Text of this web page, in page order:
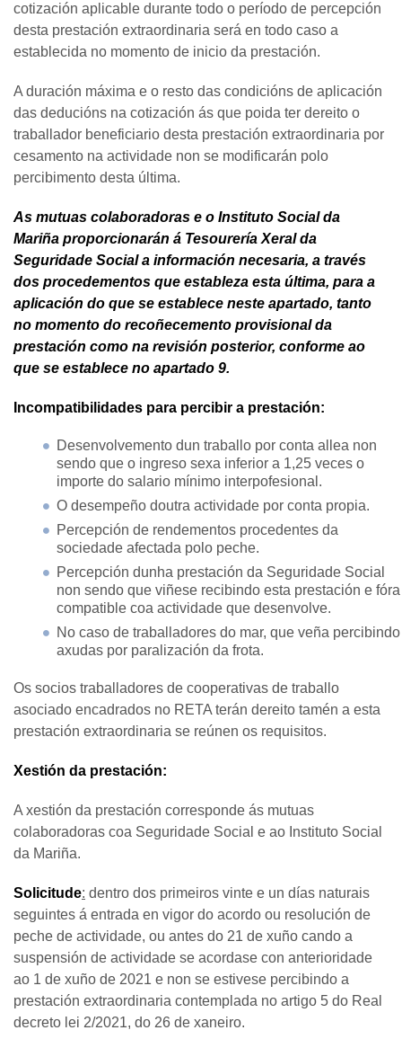
cotización aplicable durante todo o período de percepción
desta prestación extraordinaria será en todo caso a
establecida no momento de inicio da prestación.
A duración máxima e o resto das condicións de aplicación
das deducións na cotización ás que poida ter dereito o
traballador beneficiario desta prestación extraordinaria por
cesamento na actividade non se modificarán polo
percibimento desta última.
As mutuas colaboradoras e o Instituto Social da
Mariña proporcionarán á Tesourería Xeral da
Seguridade Social a información necesaria, a través
dos procedementos que estableza esta última, para a
aplicación do que se establece neste apartado, tanto
no momento do recoñecemento provisional da
prestación como na revisión posterior, conforme ao
que se establece no apartado 9.
Incompatibilidades para percibir a prestación:
Desenvolvemento dun traballo por conta allea non
sendo que o ingreso sexa inferior a 1,25 veces o
importe do salario mínimo interpofesional.
O desempeño doutra actividade por conta propia.
Percepción de rendementos procedentes da
sociedade afectada polo peche.
Percepción dunha prestación da Seguridade Social
non sendo que viñese recibindo esta prestación e fóra
compatible coa actividade que desenvolve.
No caso de traballadores do mar, que veña percibindo
axudas por paralización da frota.
Os socios traballadores de cooperativas de traballo
asociado encadrados no RETA terán dereito tamén a esta
prestación extraordinaria se reúnen os requisitos.
Xestión da prestación:
A xestión da prestación corresponde ás mutuas
colaboradoras coa Seguridade Social e ao Instituto Social
da Mariña.
Solicitude: dentro dos primeiros vinte e un días naturais
seguintes á entrada en vigor do acordo ou resolución de
peche de actividade, ou antes do 21 de xuño cando a
suspensión de actividade se acordase con anterioridade
ao 1 de xuño de 2021 e non se estivese percibindo a
prestación extraordinaria contemplada no artigo 5 do Real
decreto lei 2/2021, do 26 de xaneiro.